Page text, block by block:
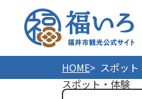
HOME
スポッ
スポット・体験